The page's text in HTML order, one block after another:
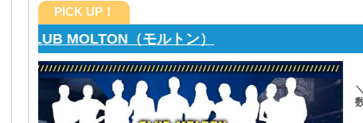
PICK UP！
King＆Queen（キング&クイーン）